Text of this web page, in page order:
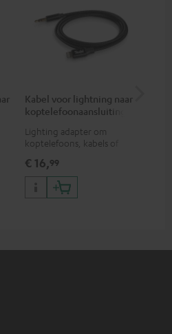
Kabel voor lightning naar
koptelefoonaansluiting
Lighting adapter om
koptelefoons, kabels of
jack plug aan te sluiten op
iPhone, iPad, iPod etc., MFI
gecertificeerd, 100%
compatibel
€ 16,99